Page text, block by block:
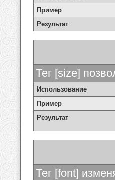
Пример
Результат
Тег [size]
Использование
Пример
Результат
Тег [font]